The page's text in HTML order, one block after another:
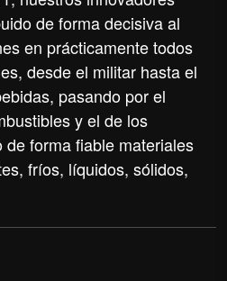
de forma decisiva al
en prácticamente todos
desde el militar hasta el
pasando por el
y el de los
forma fiable materiales
fríos, líquidos, sólidos,